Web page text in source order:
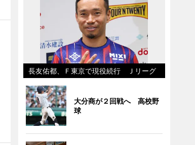
長友佑都、Ｆ東京で現役続行 Ｊリーグ
大分商が２回戦へ 高校野
球